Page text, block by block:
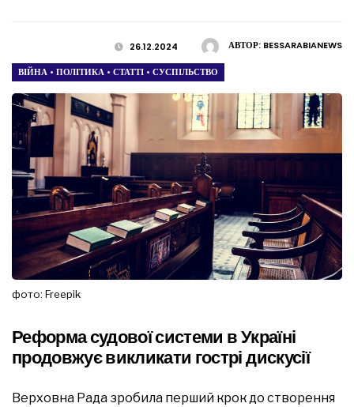
АВТОР: BESSARABIANEWS
26.12.2024
ВІЙНА • ПОЛІТИКА • СТАТТІ • СУСПІЛЬСТВО
фото: Freepik
Реформа судової системи в Україні
продовжує викликати гострі дискусії
Верховна Рада зробила перший крок до створення